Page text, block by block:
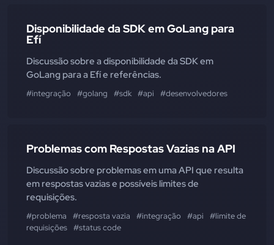
Disponibilidade da SDK em GoLang para
Efí
Discussão sobre a disponibilidade da SDK em
GoLang para a Efí e referências.
#integração #golang #sdk #api #desenvolvedores
Problemas com Respostas Vazias na API
Discussão sobre problemas em uma API que resulta
em respostas vazias e possíveis limites de
requisições.
#problema #resposta vazia #integração #api
#limite de
requisições #status code